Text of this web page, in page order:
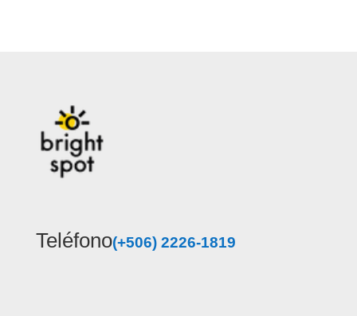
Teléfono(+506) 2226-1819